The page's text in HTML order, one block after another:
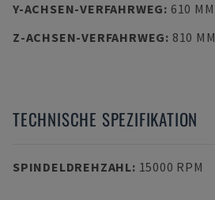
Y-ACHSEN-VERFAHRWEG: 610 MM
Z-ACHSEN-VERFAHRWEG: 810 MM
TECHNISCHE SPEZIFIKATION
SPINDELDREHZAHL: 15000 RPM